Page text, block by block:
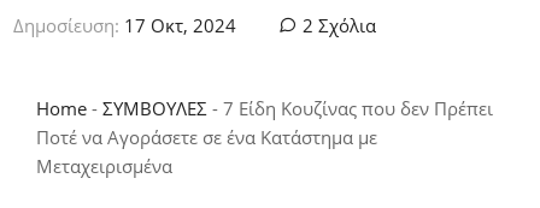
Δημοσίευση: 17 Οκτ, 2024 2 Σχόλια
Home - ΣΥΜΒΟΥΛΕΣ - 7 Είδη Κουζίνας που δεν Πρέπει
Ποτέ να Αγοράσετε σε ένα Κατάστημα με
Μεταχειρισμένα